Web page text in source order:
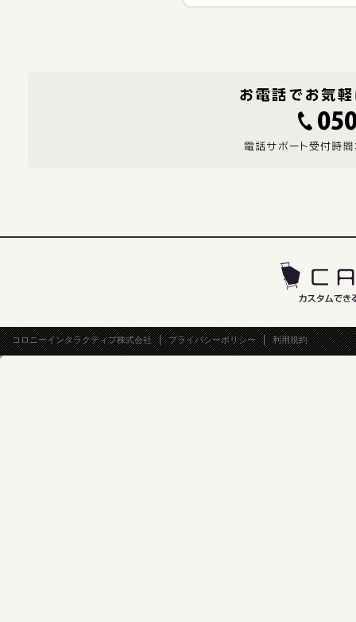
コロニーインタラクティブ株式会社 プライバシーポリシー 利用規約